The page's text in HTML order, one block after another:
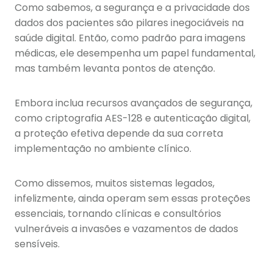
Como sabemos, a segurança e a privacidade dos
dados dos pacientes são pilares inegociáveis na
saúde digital. Então, como padrão para imagens
médicas, ele desempenha um papel fundamental,
mas também levanta pontos de atenção.
Embora inclua recursos avançados de segurança,
como criptografia AES-128 e autenticação digital,
a proteção efetiva depende da sua correta
implementação no ambiente clínico.
Como dissemos, muitos sistemas legados,
infelizmente, ainda operam sem essas proteções
essenciais, tornando clínicas e consultórios
vulneráveis a invasões e vazamentos de dados
sensíveis.